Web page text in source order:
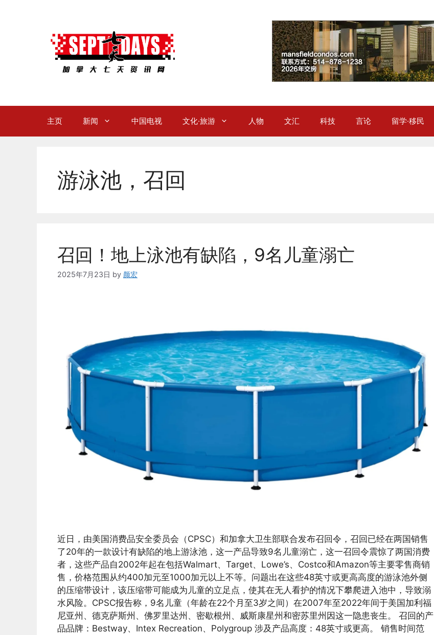
主页 新闻 中国电视 文化·旅游 人物 文汇 科技 言论 留学·移民
游泳池，召回
召回！地上泳池有缺陷，9名儿童溺亡
2025年7月23日 by 颜宏
近日，由美国消费品安全委员会（CPSC）和加拿大卫生部联合发布召回令，召回已经在两国销售
了20年的一款设计有缺陷的地上游泳池，这一产品导致9名儿童溺亡，这一召回令震惊了两国消费
者，这些产品自2002年起在包括Walmart、Target、Lowe’s、Costco和Amazon等主要零售商销
售，价格范围从约400加元至1000加元以上不等。问题出在这些48英寸或更高高度的游泳池外侧
的压缩带设计，该压缩带可能成为儿童的立足点，使其在无人看护的情况下攀爬进入池中，导致溺
水风险。CPSC报告称，9名儿童（年龄在22个月至3岁之间）在2007年至2022年间于美国加利福
尼亚州、德克萨斯州、佛罗里达州、密歇根州、威斯康星州和密苏里州因这一隐患丧生。 召回的产
品品牌：Bestway、Intex Recreation、Polygroup 涉及产品高度：48英寸或更高。 销售时间范